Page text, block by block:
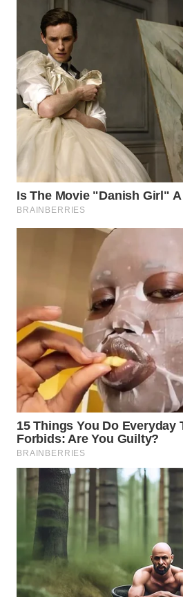
NIAS
WN
LANGKAT
WN
TAPANULI
SELATAN
TANJUNG
LESUNG
SIMALUNGUN
WN
LABUHANBATU
WN
TAPANULI
TENGAH
WN DELI
SERDANG
WN
TEBING
TINGGI
WN
PAKPAK